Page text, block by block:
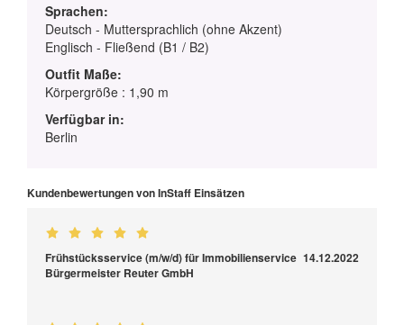
Sprachen:
Deutsch - Muttersprachlich (ohne Akzent)
Englisch - Fließend (B1 / B2)
Outfit Maße:
Körpergröße : 1,90 m
Verfügbar in:
Berlin
Kundenbewertungen von InStaff Einsätzen
Frühstücksservice (m/w/d) für Immobilienservice
Bürgermeister Reuter GmbH
14.12.2022